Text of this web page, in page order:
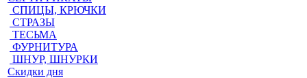
СПИЦЫ, КРЮЧКИ
СТРАЗЫ
ТЕСЬМА
ФУРНИТУРА
ШНУР, ШНУРКИ
Скидки дня